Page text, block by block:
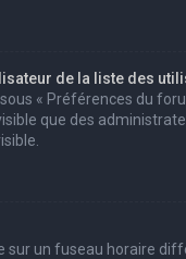
de la liste des
« Préférences du
que des
sur un fuseau horaire